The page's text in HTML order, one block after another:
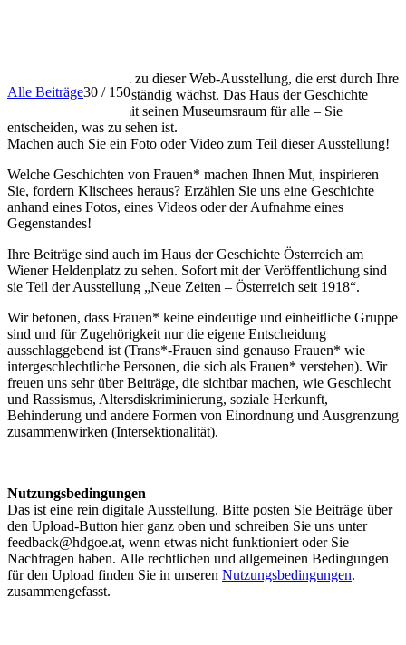
Herzlich willkommen zu dieser Web-Ausstellung, die erst durch Ihre
Beiträge entsteht und ständig wächst. Das Haus der Geschichte
Österreich öffnet damit seinen Museumsraum für alle – Sie
entscheiden, was zu sehen ist.
Machen auch Sie ein Foto oder Video zum Teil dieser Ausstellung!
Welche Geschichten von Frauen* machen Ihnen Mut, inspirieren
Sie, fordern Klischees heraus? Erzählen Sie uns eine Geschichte
anhand eines Fotos, eines Videos oder der Aufnahme eines
Gegenstandes!
Ihre Beiträge sind auch im Haus der Geschichte Österreich am
Wiener Heldenplatz zu sehen. Sofort mit der Veröffentlichung sind
sie Teil der Ausstellung „Neue Zeiten – Österreich seit 1918“.
Wir betonen, dass Frauen* keine eindeutige und einheitliche Gruppe
sind und für Zugehörigkeit nur die eigene Entscheidung
ausschlaggebend ist (Trans*-Frauen sind genauso Frauen* wie
intergeschlechtliche Personen, die sich als Frauen* verstehen). Wir
freuen uns sehr über Beiträge, die sichtbar machen, wie Geschlecht
und Rassismus, Altersdiskriminierung, soziale Herkunft,
Behinderung und andere Formen von Einordnung und Ausgrenzung
zusammenwirken (Intersektionalität).
Nutzungsbedingungen
Das ist eine rein digitale Ausstellung. Bitte posten Sie Beiträge über
den Upload-Button hier ganz oben und schreiben Sie uns unter
feedback@hdgoe.at, wenn etwas nicht funktioniert oder Sie
Nachfragen haben. Alle rechtlichen und allgemeinen Bedingungen
für den Upload finden Sie in unseren Nutzungsbedingungen.
zusammengefasst.
Alle Beiträge30 / 150